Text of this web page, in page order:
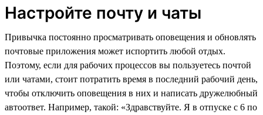
Настройте почту и чаты
Привычка постоянно просматривать оповещения и обновлять
почтовые приложения может испортить любой отдых.
Поэтому, если для рабочих процессов вы пользуетесь почтой
или чатами, стоит потратить время в последний рабочий день,
чтобы отключить оповещения в них и написать дружелюбный
автоответ. Например, такой: «Здравствуйте. Я в отпуске с 6 по